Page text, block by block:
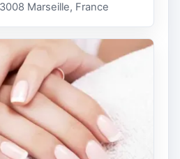
Marseille, France